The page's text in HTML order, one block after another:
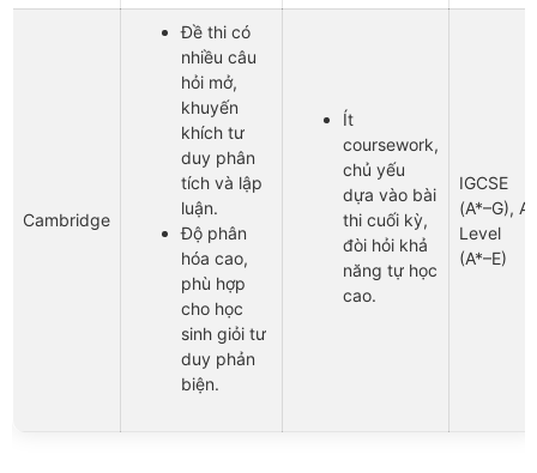
Cambridge
Đề thi có
nhiều câu
hỏi mở,
khuyến
khích tư
duy phân
tích và lập
luận.
Độ phân
hóa cao,
phù hợp
cho học
sinh giỏi tư
duy phản
biện.
Ít
coursework,
chủ yếu
dựa vào bài
thi cuối kỳ,
đòi hỏi khả
năng tự học
cao.
IGCSE
(A*–G), A
Level
(A*–E)